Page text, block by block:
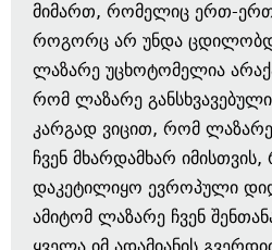
მიმართ, რომელიც ერთ-
როგორც არ უნდა
ლაზარე უცხოტომელია
რომ ლაზარე
კარგად ვიცით, რომ
ჩვენ მხარდამხარ
დაკეტილიყო ევროპული
ამიტომ ლაზარე ჩვენ